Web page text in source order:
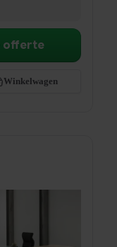
Winkelwagen
offerte